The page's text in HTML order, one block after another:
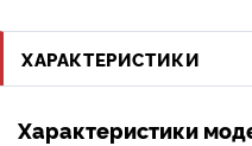
ХАРАКТЕРИСТИКИ
Характеристики